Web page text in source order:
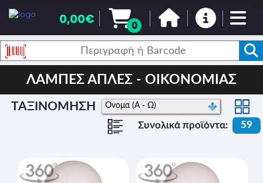
0,00€ 0
ΛΑΜΠΕΣ ΑΠΛΕΣ - ΟΙΚΟΝΟΜΙΑΣ
ΤΑΞΙΝΟΜΗΣΗ
Συνολικά προϊόντα: 59